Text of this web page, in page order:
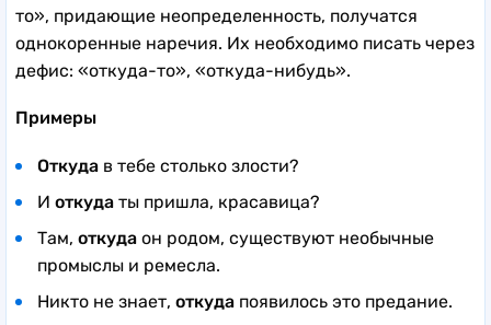
то», придающие неопределенность, получатся
однокоренные наречия. Их необходимо писать через
дефис: «откуда-то», «откуда-нибудь».
Примеры
Откуда в тебе столько злости?
И откуда ты пришла, красавица?
Там, откуда он родом, существуют необычные
промыслы и ремесла.
Никто не знает, откуда появилось это предание.